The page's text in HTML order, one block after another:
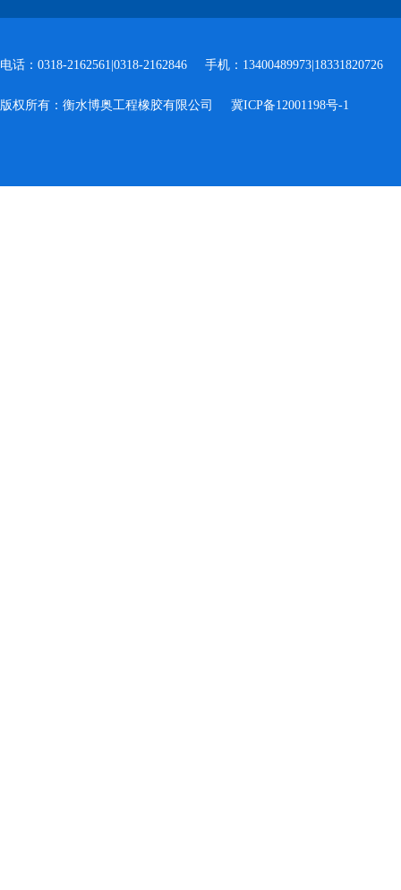
电话：0318-2162561|0318-2162846 手机：13400489973|18331820726
版权所有：衡水博奥工程橡胶有限公司 冀ICP备12001198号-1